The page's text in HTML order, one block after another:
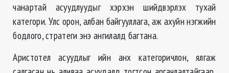
чанартай асуудлуудыг хэрхэн шийдвэрлэх тухай
категори. Улс орон, албан байгууллага, аж ахуйн нэгжийн
бодлого, стратеги энэ ангилалд багтана.
Аристотел асуудлыг ийн анх категоричлон, ялгаж